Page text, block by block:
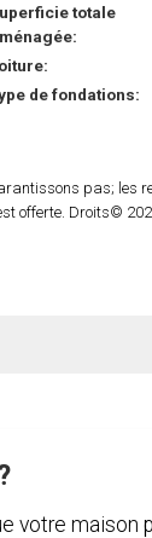
totale
de fondations:
pas; les
offerte. Droits©
votre maison